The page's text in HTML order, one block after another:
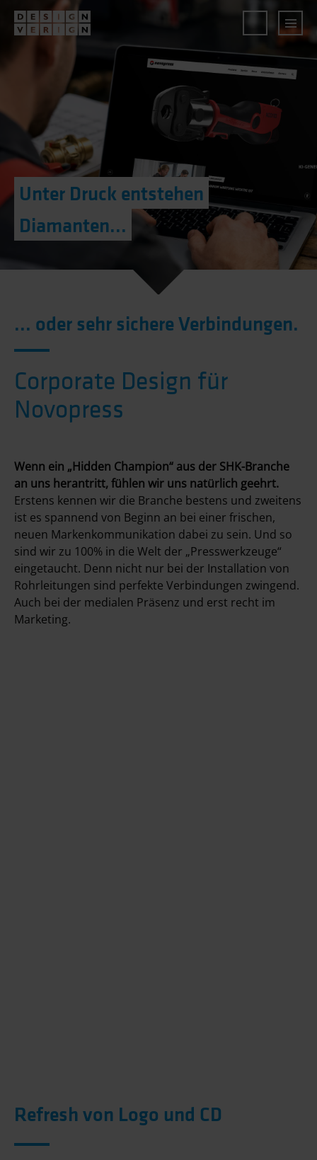
Unter Druck entstehen
Diamanten...
... oder sehr sichere Verbindungen.
Corporate Design für
Novopress
Wenn ein „Hidden Champion“ aus der SHK-Branche
an uns herantritt, fühlen wir uns natürlich geehrt.
Erstens kennen wir die Branche bestens und zweitens
ist es spannend von Beginn an bei einer frischen,
neuen Markenkommunikation dabei zu sein. Und so
sind wir zu 100% in die Welt der „Presswerkzeuge“
eingetaucht. Denn nicht nur bei der Installation von
Rohrleitungen sind perfekte Verbindungen zwingend.
Auch bei der medialen Präsenz und erst recht im
Marketing.
Refresh von Logo und CD